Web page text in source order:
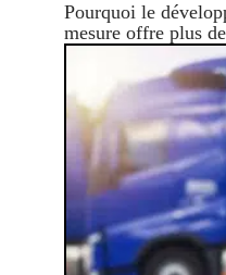
Pourquoi le
mesure offre plus